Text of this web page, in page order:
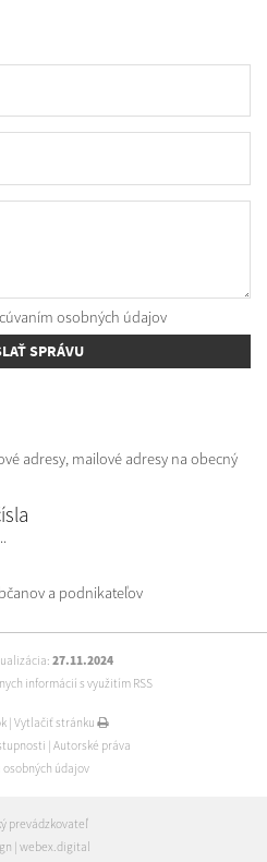
osobných údajov
SPRÁVU
adresy, mailové adresy na obecný
a podnikateľov
27.11.2024
informácií s využitím RSS
Vytlačiť stránku
Autorské práva
osobných údajov
prevádzkovateľ
webex.digital